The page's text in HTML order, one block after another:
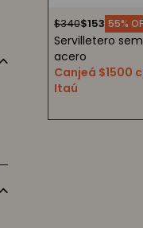
$153
$340 55
Servilletero
acero
Canjeá $1500
Itaú